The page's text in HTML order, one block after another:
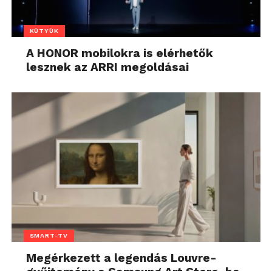
KÜTYÜK
A HONOR mobilokra is elérhetők
lesznek az ARRI megoldásai
SMART-TV
Megérkezett a legendás Louvre-